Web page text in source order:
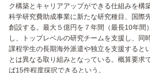
ク構築とキャリアアップができる仕組みを構
科学研究費助成事業に新たな研究種目、国際
創設する。最大５億円を７年間（最長10年間
し、トップレベルの研究チームを支援し、同
課程学生の長期海外派遣や独立を支援すると
とは異なる取り組みとなっている。概算要求
ば15件程度採択できるという。